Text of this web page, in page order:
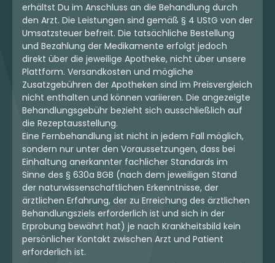
erhältst Du im Anschluss an die Behandlung durch
den Arzt. Die Leistungen sind gemäß § 4 UStG von der
Umsatzsteuer befreit. Die tatsächliche Bestellung
und Bezahlung der Medikamente erfolgt jedoch
direkt über die jeweilige Apotheke, nicht über unsere
Plattform. Versandkosten und mögliche
Zusatzgebühren der Apotheken sind im Preisvergleich
nicht enthalten und können variieren. Die angezeigte
Behandlungsgebühr bezieht sich ausschließlich auf
die Rezeptausstellung.
Eine Fernbehandlung ist nicht in jedem Fall möglich,
sondern nur unter den Voraussetzungen, dass bei
Einhaltung anerkannter fachlicher Standards im
Sinne des § 630a BGB (nach dem jeweiligen Stand
der naturwissenschaftlichen Erkenntnisse, der
ärztlichen Erfahrung, der zu Erreichung des ärztlichen
Behandlungsziels erforderlich ist und sich in der
Erprobung bewährt hat) je nach Krankheitsbild kein
persönlicher Kontakt zwischen Arzt und Patient
erforderlich ist.